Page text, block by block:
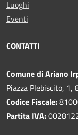
Luoghi
Eventi
CONTATTI
Comune di Ariano
Piazza Plebiscito,
Codice Fiscale:
Partita IVA: